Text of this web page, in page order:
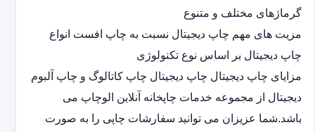
گرماژهای مختلف و متنوع
مزیت های مهم چاپ دیجیتال نسبت به چاپ افست انواع
چاپ دیجیتال بر اساس نوع تکنولوژی
مزایای چاپ دیجیتال چاپ دیجیتال چاپ کاتالوگ و چاپ آلبوم
دیجیتال از مجموعه خدمات چاپخانه آنلاین الوچاپ می
باشد.شما عزیزان می توانید سفارشات چاپی را به صورت